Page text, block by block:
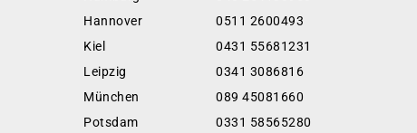
Hannover
0511 2600493
Kiel
0431 55681231
Leipzig
0341 3086816
München
089 45081660
Potsdam
0331 58565280